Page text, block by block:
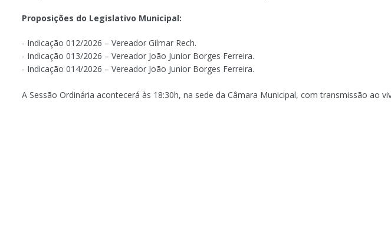
Proposições do Legislativo Municipal:
- Indicação 012/2026 – Vereador Gilmar Rech.
- Indicação 013/2026 – Vereador João Junior Borges Ferreira.
- Indicação 014/2026 – Vereador João Junior Borges Ferreira.
A Sessão Ordinária acontecerá às 18:30h, na sede da Câmara Municipal, com transmissão ao